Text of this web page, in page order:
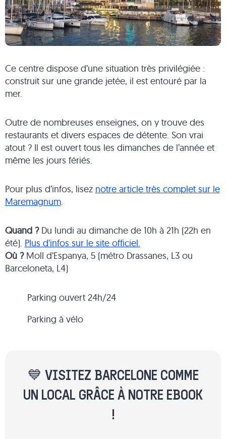
Ce centre dispose d’une situation très privilégiée :
construit sur une grande jetée, il est entouré par la
mer.
Outre de nombreuses enseignes, on y trouve des
restaurants et divers espaces de détente. Son vrai
atout ? Il est ouvert tous les dimanches de l’année et
même les jours fériés.
Pour plus d’infos, lisez notre article très complet sur le
Maremagnum.
Quand ?Du lundi au dimanche de 10h à 21h (22h en
été). Plus d’infos sur le site officiel.
Où ?Moll d’Espanya, 5 (métro Drassanes, L3 ou
Barceloneta, L4)
Parking ouvert 24h/24
Parking à vélo
💙 VISITEZ BARCELONE COMME
UN LOCAL GRÂCE À NOTRE EBOOK
!